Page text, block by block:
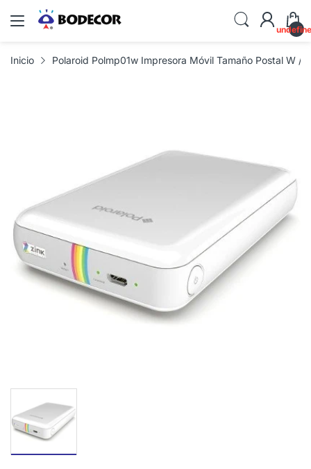
Inicio Polaroid Polmp01w Impresora Móvil Tamaño Postal W /